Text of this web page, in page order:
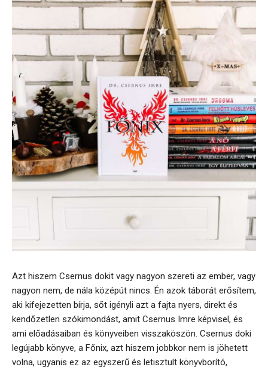
Azt hiszem Csernus dokit vagy nagyon szereti az ember, vagy
nagyon nem, de nála középút nincs. Én azok táborát erősítem,
aki kifejezetten bírja, sőt igényli azt a fajta nyers, direkt és
kendőzetlen szókimondást, amit Csernus Imre képvisel, és
ami előadásaiban és könyveiben visszaköszön. Csernus doki
legújabb könyve, a Főnix, azt hiszem jobbkor nem is jöhetett
volna, ugyanis ez az egyszerű és letisztult könyvborító,